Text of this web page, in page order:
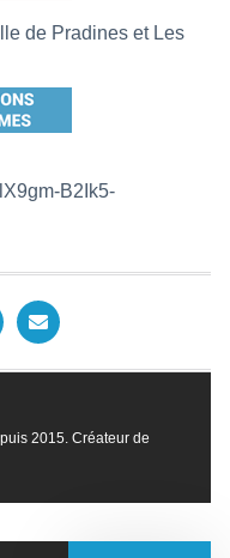
de Pradines et Les
B2Ik5-
2015. Créateur de